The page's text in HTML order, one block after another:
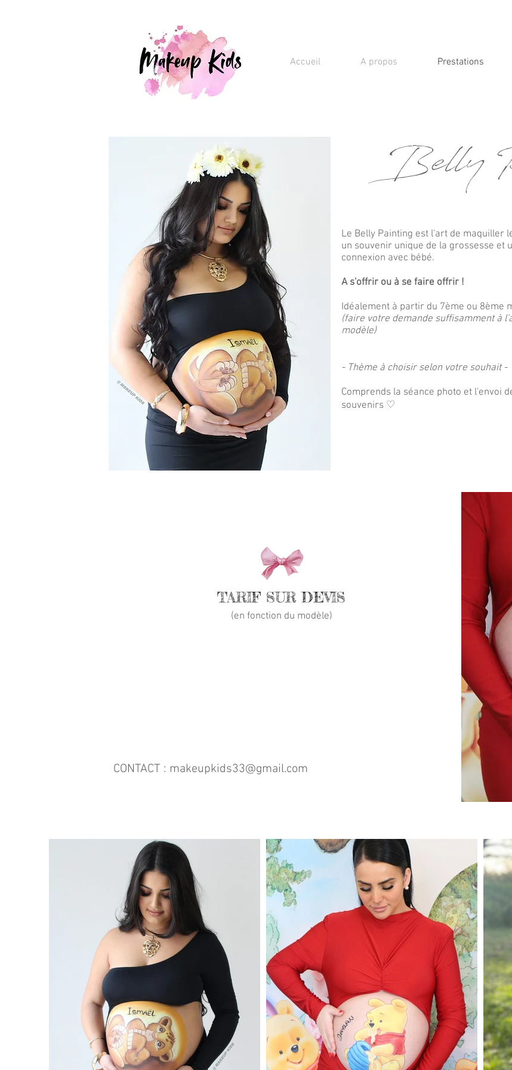
Accueil A propos Prestations
Belly
Le Belly Painting est l'art de maquiller
un souvenir unique de la grossesse et
connexion avec bébé.
A s'offrir ou à se faire offrir !
Idéalement à partir du 7ème ou 8ème
(faire votre demande suffisamment à
modèle)
- Thème à choisir selon votre souhait -
Comprends la séance photo et l'envoi
souvenirs ♡
TARIF SUR DEVIS
(en fonction du modèle)
CONTACT : makeupkids33@gmail.com